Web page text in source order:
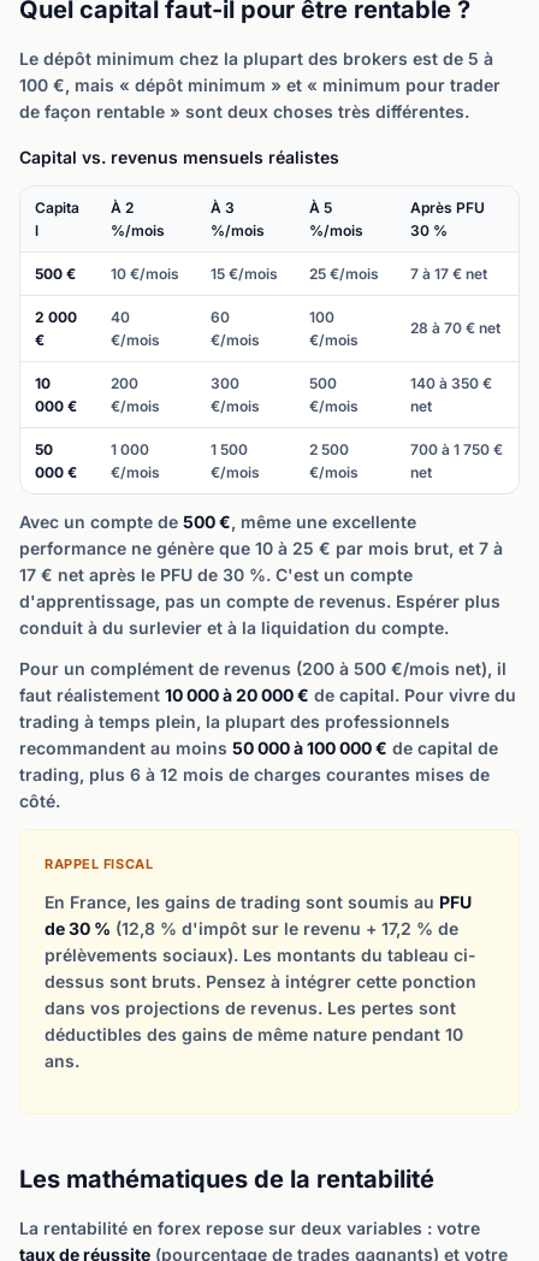
Quel capital faut-il pour être rentable ?
Le dépôt minimum chez la plupart des brokers est de 5 à
100 €, mais « dépôt minimum » et « minimum pour trader
de façon rentable » sont deux choses très différentes.
Capital vs. revenus mensuels réalistes
Capita
l
À 2
%/mois
À 3
%/mois
À 5
%/mois
Après PFU
30 %
500 € 10 €/mois 15 €/mois 25 €/mois 7 à 17 € net
2 000
€
40
€/mois
60
€/mois
100
€/mois
28 à 70 € net
10
000 €
200
€/mois
300
€/mois
500
€/mois
140 à 350 €
net
50
000 €
1 000
€/mois
1 500
€/mois
2 500
€/mois
700 à 1 750 €
net
Avec un compte de 500 €, même une excellente
performance ne génère que 10 à 25 € par mois brut, et 7 à
17 € net après le PFU de 30 %. C'est un compte
d'apprentissage, pas un compte de revenus. Espérer plus
conduit à du surlevier et à la liquidation du compte.
Pour un complément de revenus (200 à 500 €/mois net), il
faut réalistement 10 000 à 20 000 € de capital. Pour vivre du
trading à temps plein, la plupart des professionnels
recommandent au moins 50 000 à 100 000 € de capital de
trading, plus 6 à 12 mois de charges courantes mises de
côté.
RAPPEL FISCAL
En France, les gains de trading sont soumis au PFU
de 30 % (12,8 % d'impôt sur le revenu + 17,2 % de
prélèvements sociaux). Les montants du tableau ci-
dessus sont bruts. Pensez à intégrer cette ponction
dans vos projections de revenus. Les pertes sont
déductibles des gains de même nature pendant 10
ans.
Les mathématiques de la rentabilité
La rentabilité en forex repose sur deux variables : votre
taux de réussite (pourcentage de trades gagnants) et votre